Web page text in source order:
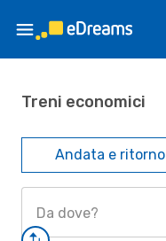
Treni economici
Andata e ritorno
Da dove?